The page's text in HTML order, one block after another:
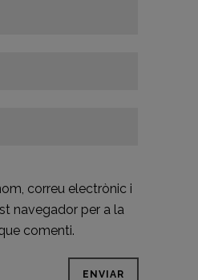
correu electrònic i
navegador per a la
comenti.